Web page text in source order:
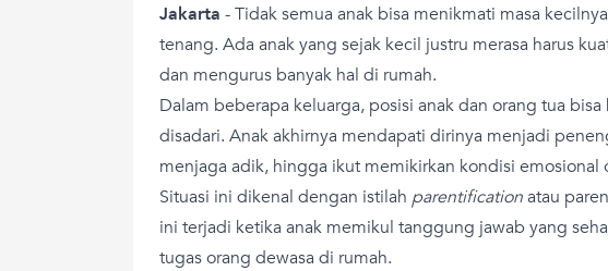
Jakarta -Tidak semua anak bisa menikmati masa
tenang. Ada anak yang sejak kecil justru merasa harus
dan mengurus banyak hal di rumah.
Dalam beberapa keluarga, posisi anak dan orang tua
disadari. Anak akhirnya mendapati dirinya menjadi
menjaga adik, hingga ikut memikirkan kondisi emosional
Situasi ini dikenal dengan istilah parentificationatau
ini terjadi ketika anak memikul tanggung jawab yang
tugas orang dewasa di rumah.